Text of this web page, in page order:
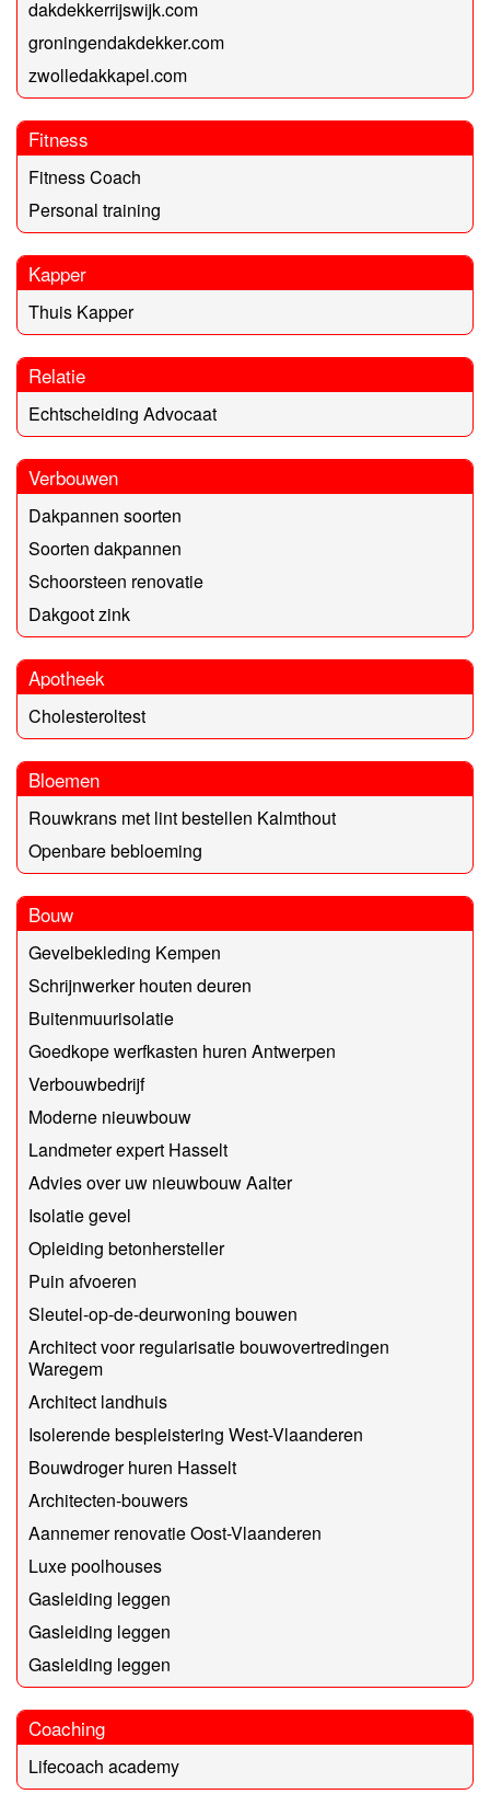
dakdekkerrijswijk.com
groningendakdekker.com
zwolledakkapel.com
Fitness
Fitness Coach
Personal training
Kapper
Thuis Kapper
Relatie
Echtscheiding Advocaat
Verbouwen
Dakpannen soorten
Soorten dakpannen
Schoorsteen renovatie
Dakgoot zink
Apotheek
Cholesteroltest
Bloemen
Rouwkrans met lint bestellen Kalmthout
Openbare bebloeming
Bouw
Gevelbekleding Kempen
Schrijnwerker houten deuren
Buitenmuurisolatie
Goedkope werfkasten huren Antwerpen
Verbouwbedrijf
Moderne nieuwbouw
Landmeter expert Hasselt
Advies over uw nieuwbouw Aalter
Isolatie gevel
Opleiding betonhersteller
Puin afvoeren
Sleutel-op-de-deurwoning bouwen
Architect voor regularisatie bouwovertredingen
Waregem
Architect landhuis
Isolerende bespleistering West-Vlaanderen
Bouwdroger huren Hasselt
Architecten-bouwers
Aannemer renovatie Oost-Vlaanderen
Luxe poolhouses
Gasleiding leggen
Gasleiding leggen
Gasleiding leggen
Coaching
Lifecoach academy